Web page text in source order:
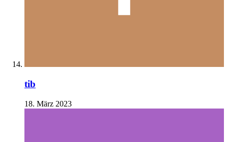
tib
18. März 2023